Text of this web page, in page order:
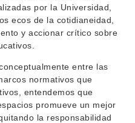
por la Universidad,
ecos de la cotidianeidad,
y accionar crítico sobre
entre las
normativos que
entendemos que
promueve un mejor
la responsabilidad